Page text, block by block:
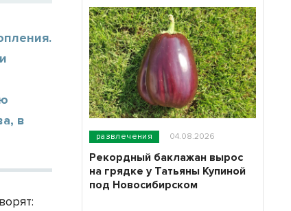
в
развлечения 04.08.2026
Рекордный баклажан вырос
на грядке у Татьяны Купиной
под Новосибирском